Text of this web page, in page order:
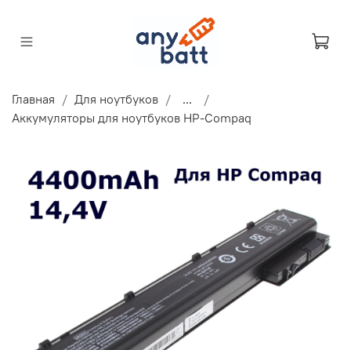
Главная Для ноутбуков
...
Аккумуляторы для ноутбуков HP-Compaq